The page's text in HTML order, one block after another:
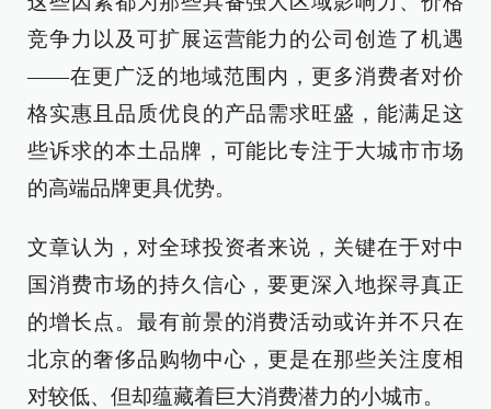
竞争力以及可扩展运营能力的公司创造了机遇
——在更广泛的地域范围内，更多消费者对价
格实惠且品质优良的产品需求旺盛，能满足这
些诉求的本土品牌，可能比专注于大城市市场
的高端品牌更具优势。
文章认为，对全球投资者来说，关键在于对中
国消费市场的持久信心，要更深入地探寻真正
的增长点。最有前景的消费活动或许并不只在
北京的奢侈品购物中心，更是在那些关注度相
对较低、但却蕴藏着巨大消费潜力的小城市。